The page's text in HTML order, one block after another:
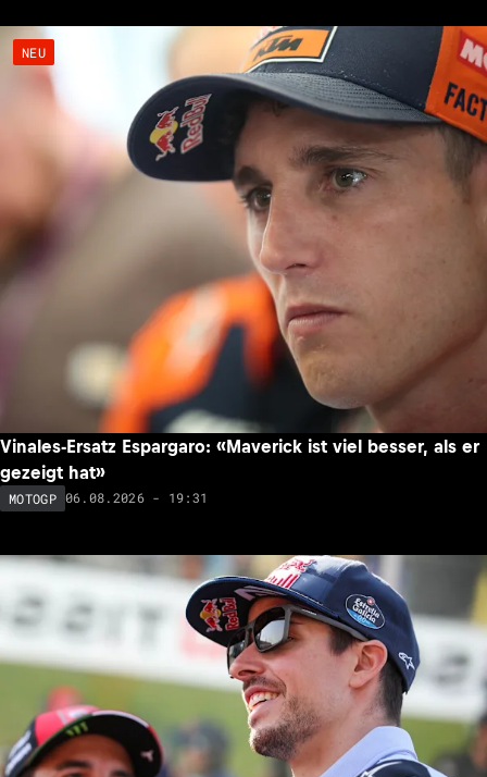
NEU
Vinales-Ersatz Espargaro: «Maverick ist viel besser, als er
gezeigt hat»
MOTOGP 06.08.2026 - 19:31